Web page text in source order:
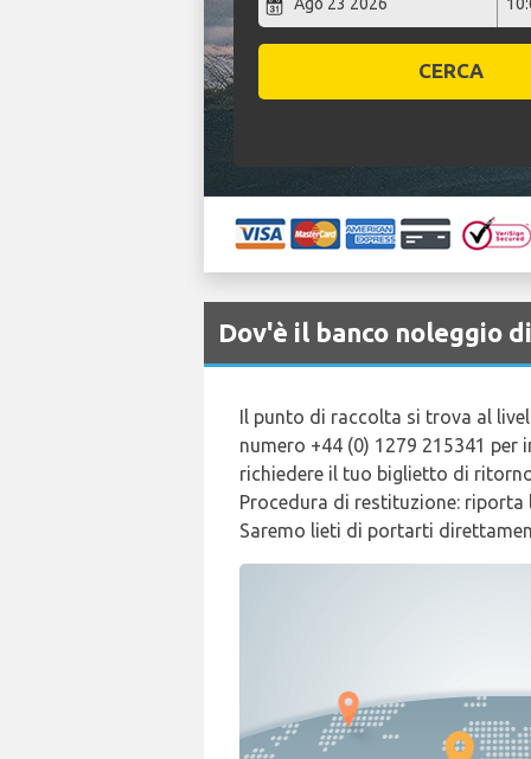
CERCA
Dov'è il banco noleggio
Il punto di raccolta si trova al
numero +44 (0) 1279 215341
richiedere il tuo biglietto di
Procedura di restituzione:
Saremo lieti di portarti